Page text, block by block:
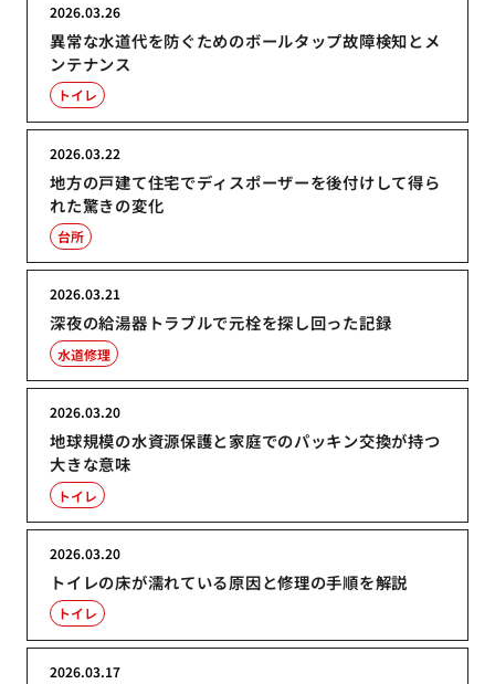
異常な水道代を防ぐためのボールタップ故障検知とメ
ンテナンス
2026.03.26
トイレ
地方の戸建て住宅でディスポーザーを後付けして得ら
れた驚きの変化
2026.03.22
台所
深夜の給湯器トラブルで元栓を探し回った記録
2026.03.21
水道修理
地球規模の水資源保護と家庭でのパッキン交換が持つ
大きな意味
2026.03.20
トイレ
トイレの床が濡れている原因と修理の手順を解説
2026.03.20
トイレ
2026.03.17